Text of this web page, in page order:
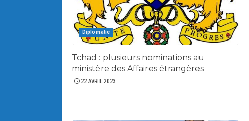
Diplomatie
Tchad : plusieurs nominations au
ministère des Affaires étrangères
22 AVRIL 2023